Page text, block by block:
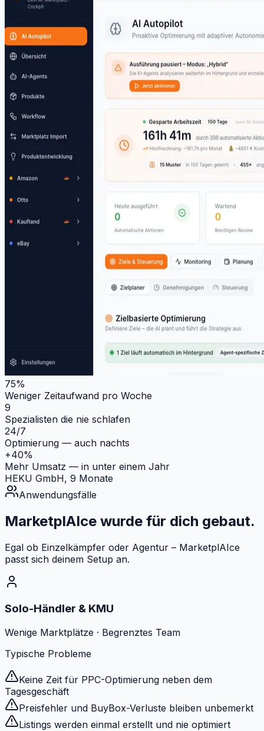
75%
Weniger Zeitaufwand pro Woche
9
Spezialisten die nie schlafen
24/7
Optimierung — auch nachts
+40%
Mehr Umsatz — in unter einem Jahr
HEKU GmbH, 9 Monate
Anwendungsfälle
MarketplAIce wurde für dich gebaut.
Egal ob Einzelkämpfer oder Agentur – MarketplAIce
passt sich deinem Setup an.
Solo-Händler & KMU
Wenige Marktplätze · Begrenztes Team
Typische Probleme
Keine Zeit für PPC-Optimierung neben dem
Tagesgeschäft
Preisfehler und BuyBox-Verluste bleiben unbemerkt
Listings werden einmal erstellt und nie optimiert